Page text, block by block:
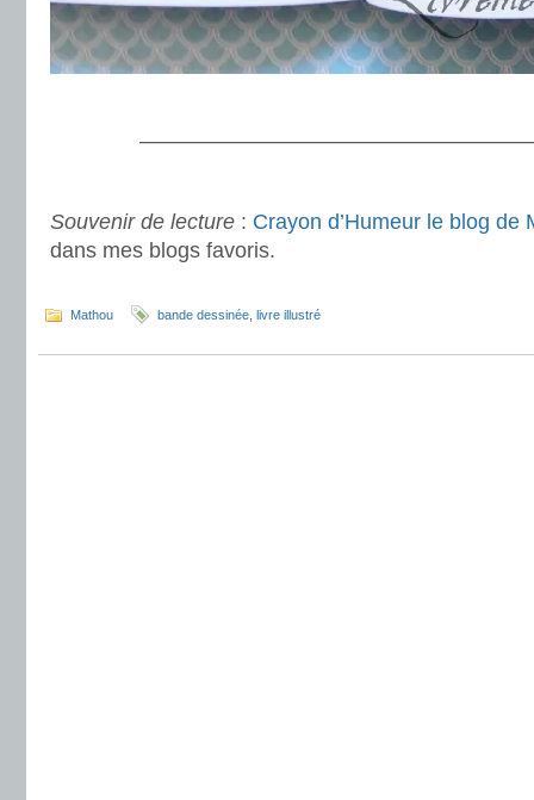
Souvenir de lecture : Crayon d’Humeur le blog de
dans mes blogs favoris.
Mathou bande dessinée livre illustré